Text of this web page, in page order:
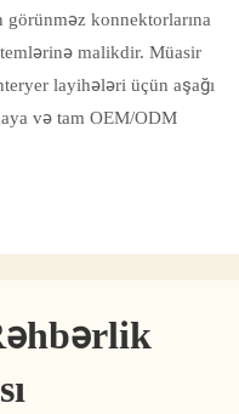
konnektorlarına
malikdir. Müasir
layihələri üçün aşağı
və tam OEM/ODM